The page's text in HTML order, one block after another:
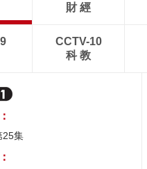
財 經
CCTV-10
科 教
25集